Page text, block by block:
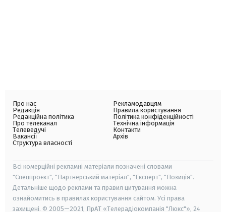
Про нас
Редакція
Редакційна політика
Про телеканал
Телеведучі
Вакансії
Структура власності
Рекламодавцям
Правила користування
Політика конфіденційності
Технічна інформація
Контакти
Архів
Всі комерційні рекламні матеріали позначені словами
"Спецпроєкт", "Партнерський матеріал", "Експерт", "Позиція".
Детальніше щодо реклами та правил цитування можна
ознайомитись в правилах користування сайтом. Усі права
захищені. © 2005—2021, ПрАТ «Телерадіокомпанія "Люкс"», 24